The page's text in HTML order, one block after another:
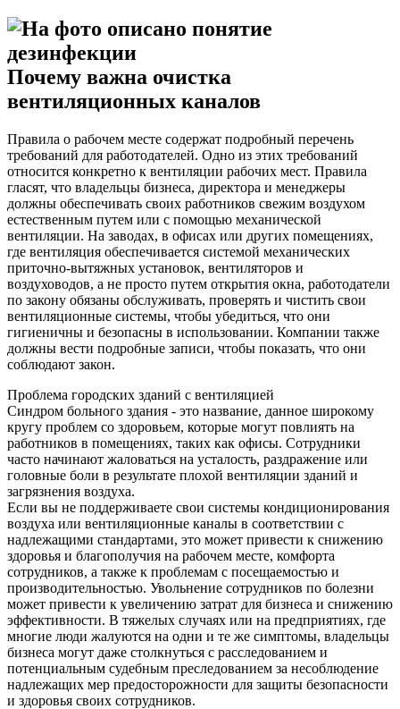
Почему важна очистка
вентиляционных каналов
Правила о рабочем месте содержат подробный перечень
требований для работодателей. Одно из этих требований
относится конкретно к вентиляции рабочих мест. Правила
гласят, что владельцы бизнеса, директора и менеджеры
должны обеспечивать своих работников свежим воздухом
естественным путем или с помощью механической
вентиляции. На заводах, в офисах или других помещениях,
где вентиляция обеспечивается системой механических
приточно-вытяжных установок, вентиляторов и
воздуховодов, а не просто путем открытия окна, работодатели
по закону обязаны обслуживать, проверять и чистить свои
вентиляционные системы, чтобы убедиться, что они
гигиеничны и безопасны в использовании. Компании также
должны вести подробные записи, чтобы показать, что они
соблюдают закон.
Проблема городских зданий с вентиляцией
Синдром больного здания - это название, данное широкому
кругу проблем со здоровьем, которые могут повлиять на
работников в помещениях, таких как офисы. Сотрудники
часто начинают жаловаться на усталость, раздражение или
головные боли в результате плохой вентиляции зданий и
загрязнения воздуха.
Если вы не поддерживаете свои системы кондиционирования
воздуха или вентиляционные каналы в соответствии с
надлежащими стандартами, это может привести к снижению
здоровья и благополучия на рабочем месте, комфорта
сотрудников, а также к проблемам с посещаемостью и
производительностью. Увольнение сотрудников по болезни
может привести к увеличению затрат для бизнеса и снижению
эффективности. В тяжелых случаях или на предприятиях, где
многие люди жалуются на одни и те же симптомы, владельцы
бизнеса могут даже столкнуться с расследованием и
потенциальным судебным преследованием за несоблюдение
надлежащих мер предосторожности для защиты безопасности
и здоровья своих сотрудников.